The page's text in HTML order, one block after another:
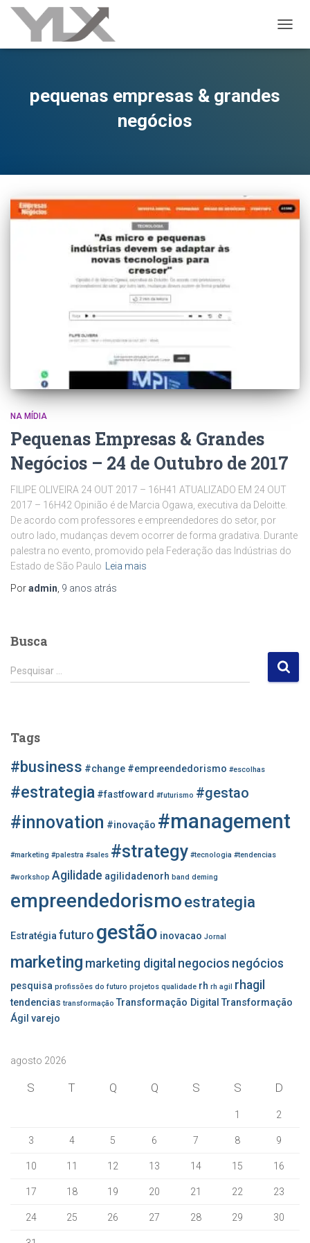
pequenas empresas & grandes
negócios
NA MÍDIA
Pequenas Empresas & Grandes
Negócios – 24 de Outubro de 2017
FILIPE OLIVEIRA 24 OUT 2017 – 16H41 ATUALIZADO EM 24 OUT
2017 – 16H42 Opinião é de Marcia Ogawa, executiva da Deloitte.
De acordo com professores e empreendedores do setor, por
outro lado, mudanças devem ocorrer de forma gradativa. Durante
palestra no evento, promovido pela Federação das Indústrias do
Estado de São Paulo
Leia mais
Poradmin 9 anos atrás
Busca
P
e
a
r
o
Pesquisar …
Tags
#business #change #empreendedorismo #escolhas
#estrategia #fastfoward #futurismo #gestao
#innovation #inovação #management
#marketing #palestra #sales #strategy #tecnologia #tendencias
#workshop Agilidade agilidadenorh band deming
empreendedorismoestrategia
Estratégiafuturo gestão inovacao Jornal
marketing marketing digital negocios negócios
pesquisa profissões do futuro projetos qualidade rh rh agil rhagil
tendencias transformação Transformação Digital Transformação
Ágil varejo
agosto 2026
S T Q Q S S D
1 2
3 4 5 6 7 8 9
10 11 12 13 14 15 16
17 18 19 20 21 22 23
24 25 26 27 28 29 30